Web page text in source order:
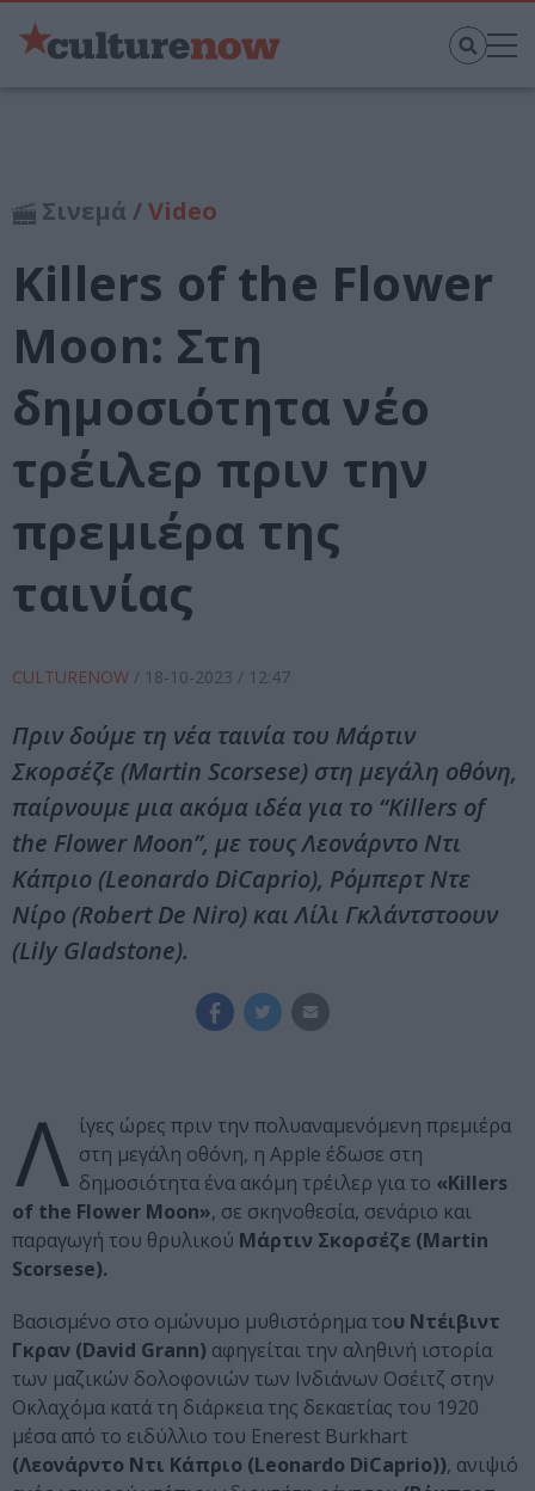
Σινεμά /Video
Killers of the Flower
Moon: Στη
δημοσιότητα νέο
τρέιλερ πριν την
πρεμιέρα της
ταινίας
CULTURENOW / 18-10-2023 / 12:47
Πριν δούμε τη νέα ταινία του Μάρτιν
Σκορσέζε (Martin Scorsese) στη μεγάλη οθόνη,
παίρνουμε μια ακόμα ιδέα για το “Killers of
the Flower Moon”, με τους Λεονάρντο Ντι
Κάπριο (Leonardo DiCaprio), Ρόμπερτ Ντε
Νίρο (Robert De Niro) και Λίλι Γκλάντστοουν
(Lily Gladstone).
Λ ίγες ώρες πριν την πολυαναμενόμενη πρεμιέρα
στη μεγάλη οθόνη, η Apple έδωσε στη
δημοσιότητα ένα ακόμη τρέιλερ για το «Killers
of the Flower Moon», σε σκηνοθεσία, σενάριο και
παραγωγή του θρυλικού Μάρτιν Σκορσέζε (Martin
Scorsese).
Βασισμένο στο ομώνυμο μυθιστόρημα του Ντέιβιντ
Γκραν (David Grann) αφηγείται την αληθινή ιστορία
των μαζικών δολοφονιών των Ινδιάνων Οσέιτζ στην
Οκλαχόμα κατά τη διάρκεια της δεκαετίας του 1920
μέσα από το ειδύλλιο του Enerest Burkhart
(Λεονάρντο Ντι Κάπριο (Leonardo DiCaprio)), ανιψιό